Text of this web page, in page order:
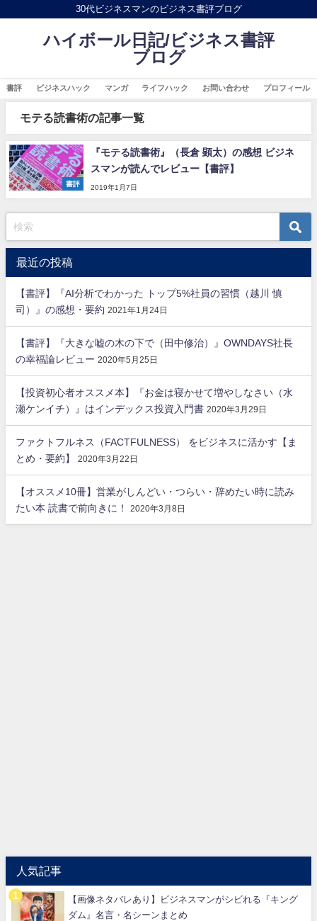
30代ビジネスマンのビジネス書評ブログ
ハイボール日記/ビジネス書評
ブログ
書評 ビジネスハック マンガ ライフハック お問い合わせ プロフィール
モテる読書術の記事一覧
書評
『モテる読書術』（長倉 顕太）の感想 ビジネ
スマンが読んでレビュー【書評】
2019年1月7日
最近の投稿
【書評】『AI分析でわかった トップ5%社員の習慣（越川 慎
司）』の感想・要約 2021年1月24日
【書評】『大きな嘘の木の下で（田中修治）』OWNDAYS社長
の幸福論レビュー 2020年5月25日
【投資初心者オススメ本】『お金は寝かせて増やしなさい（水
瀬ケンイチ）』はインデックス投資入門書 2020年3月29日
ファクトフルネス（FACTFULNESS） をビジネスに活かす【ま
とめ・要約】
2020年3月22日
【オススメ10冊】営業がしんどい・つらい・辞めたい時に読み
たい本 読書で前向きに！
2020年3月8日
人気記事
【画像ネタバレあり】ビジネスマンがシビれる『キング
ダム』名言・名シーンまとめ